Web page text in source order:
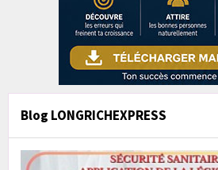
Blog LONGRICHEXPRESS